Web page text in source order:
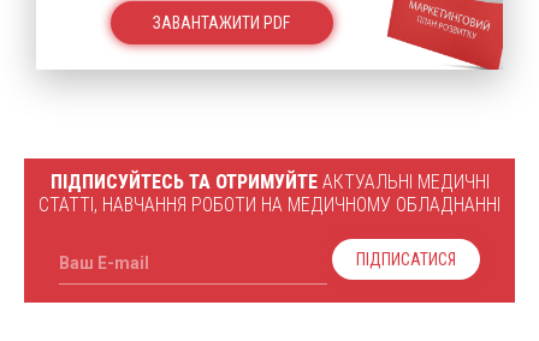
ЗАВАНТАЖИТИ PDF
ПІДПИСУЙТЕСЬ ТА ОТРИМУЙТЕАКТУАЛЬНІ МЕДИЧНІ
СТАТТІ, НАВЧАННЯ РОБОТИ НА МЕДИЧНОМУ ОБЛАДНАННІ
Ваш E-mail ПІДПИСАТИСЯ